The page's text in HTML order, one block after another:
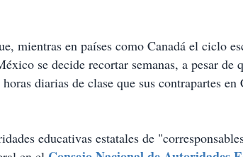
mientras en países como Canadá el ciclo
se decide recortar semanas, a pesar de
diarias de clase que sus contrapartes en
educativas estatales de